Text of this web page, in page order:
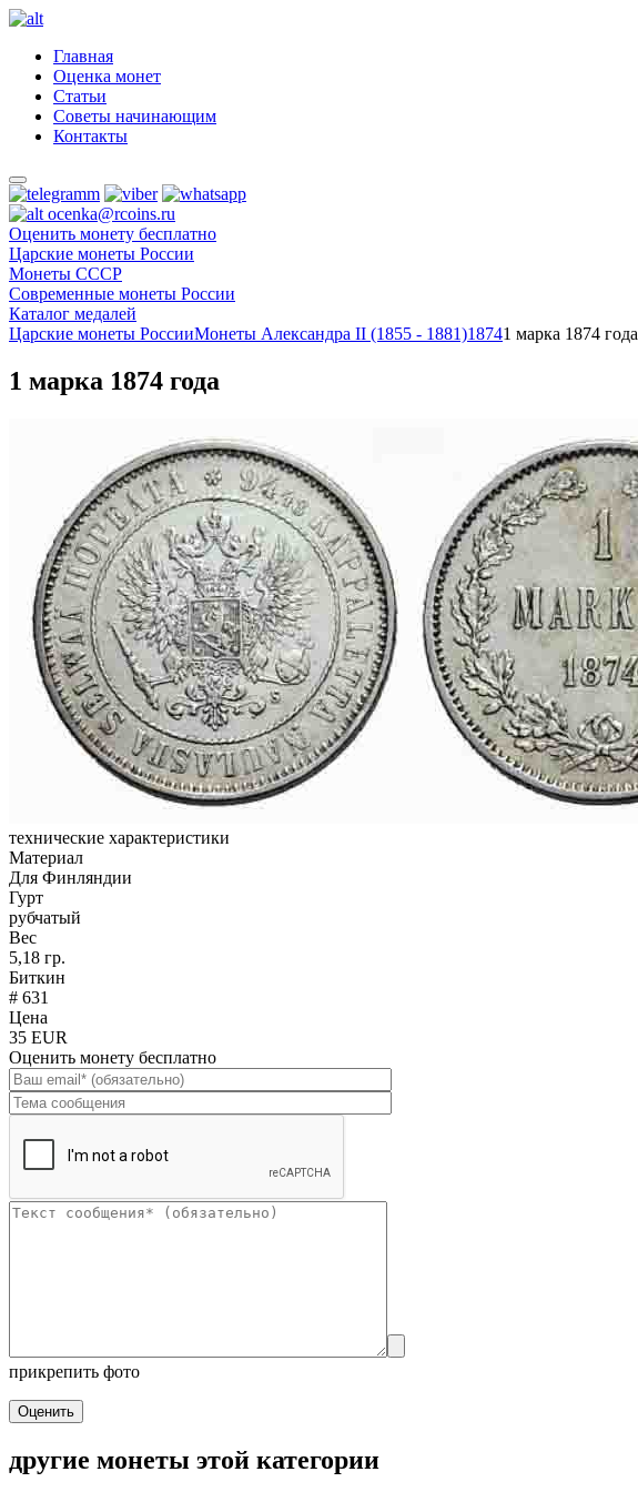
Главная
Оценка монет
Статьи
Советы начинающим
Контакты
ocenka@rcoins.ru
Оценить монету бесплатно
Царские монеты России
Монеты СССР
Современные монеты России
Каталог медалей
Царские монеты РоссииМонеты Александра II (1855 - 1881)18741 марка 1874 года
1 марка 1874 года
технические характеристики
Материал
Для Финляндии
Гурт
рубчатый
Вес
5,18 гр.
Биткин
# 631
Цена
35 EUR
Оценить монету бесплатно
прикрепить фото
Оценить
другие монеты этой категории